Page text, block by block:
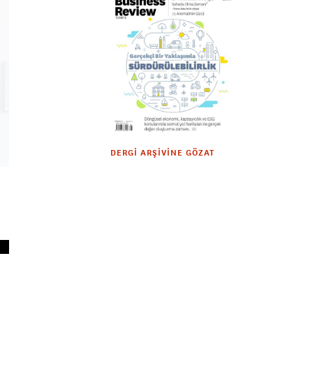
DERGI ARŞIVINE GÖZAT